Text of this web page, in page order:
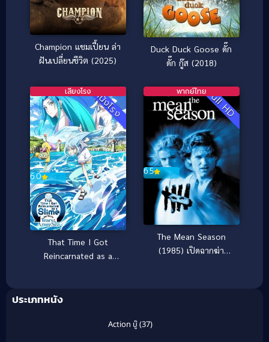
Champion แชมเปี้ยน ล่า
ฝันเปลี่ยนชีวิต (2025)
Duck Duck Goose ดั๊ก
ดั๊ก กู๊ส (2018)
หนังโรง
6.0
เสียงโรง
That Time I Got
Reincarnated as a
ใหม่ทั้งทีก็เป็นสไลม์ไปซะ
แห่งห้วงทะเลคราม
Full HD
6.5
พากย์ไทย
The Mean Season
(1985) เปิดฉากฆ่า
ประเภทหนัง
Action บู๊(37)